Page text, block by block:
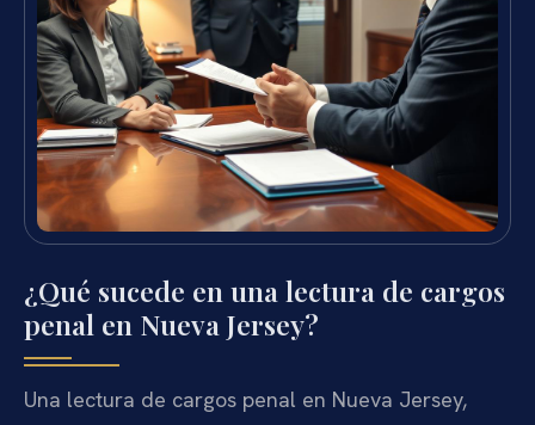
¿Qué sucede en una lectura de cargos
penal en Nueva Jersey?
Una lectura de cargos penal en Nueva Jersey,